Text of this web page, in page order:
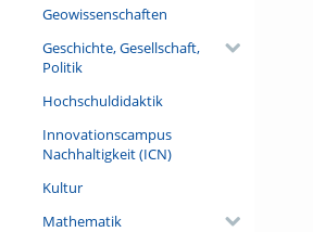
Geowissenschaften
Geschichte, Gesellschaft,
Politik
Hochschuldidaktik
Innovationscampus
Nachhaltigkeit (ICN)
Kultur
Mathematik